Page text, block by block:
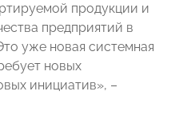
продукции и
предприятий в
уже новая системная
новых
инициатив», –